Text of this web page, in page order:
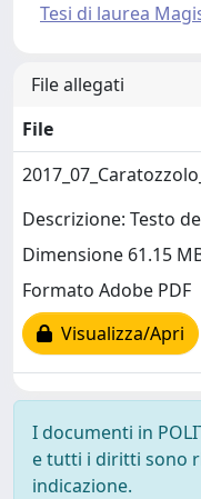
Tesi di laurea
File allegati
File
Descrizione: Testo
Dimensione 61.15
Formato Adobe PDF
Visualizza/Apri
I documenti in
e tutti i diritti sono
indicazione.